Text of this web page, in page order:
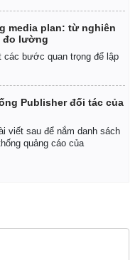
media plan: từ nghiên
đo lường
các bước quan trọng để lập
Publisher đối tác của
viết sau để nắm danh sách
quảng cáo của